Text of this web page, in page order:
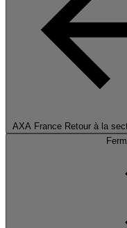
AXA France Retour à la